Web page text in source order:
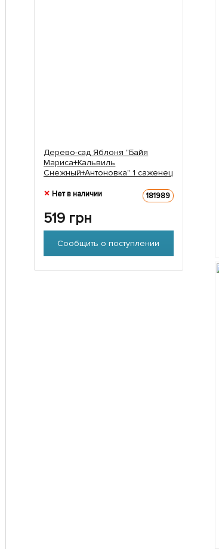
Дерево-сад Яблоня "Байя
Мариса+Кальвиль
Снежный+Антоновка" 1 саженец
Нет в наличии 181989
519грн
Сообщить о поступлении